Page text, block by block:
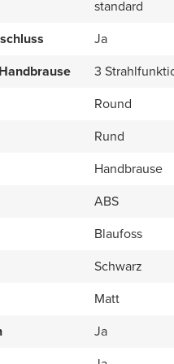
standard
Ja
3
Round
Rund
Handbrause
ABS
Blaufoss
Schwarz
Matt
Ja